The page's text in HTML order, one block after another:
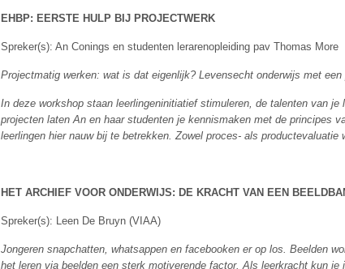
EHBP: EERSTE HULP BIJ PROJECTWERK
Spreker(s): An Conings en studenten lerarenopleiding pav Thomas More
Projectmatig werken: wat is dat eigenlijk? Levensecht onderwijs met
In deze workshop staan leerlingeninitiatief stimuleren, de talenten van
projecten laten An en haar studenten je kennismaken met de principes
leerlingen hier nauw bij te betrekken. Zowel proces- als productevaluatie
HET ARCHIEF VOOR ONDERWIJS: DE KRACHT VAN EEN
Spreker(s): Leen De Bruyn (VIAA)
Jongeren snapchatten, whatsappen en facebooken er op los. Beelden
het leren via beelden een sterk motiverende factor. Als leerkracht kun